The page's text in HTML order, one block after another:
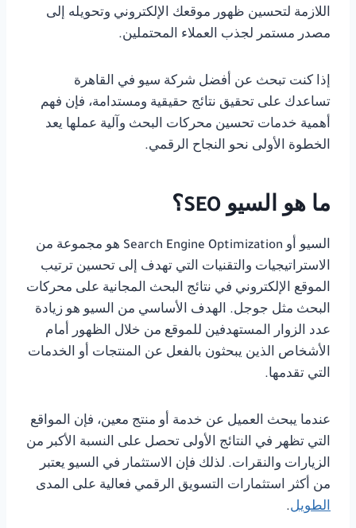
اللازمة لتحسين ظهور موقعك الإلكتروني وتحويله إلى
مصدر مستمر لجذب العملاء المحتملين.
إذا كنت تبحث عن أفضل شركة سيو في القاهرة
تساعدك على تحقيق نتائج حقيقية ومستدامة، فإن فهم
أهمية خدمات تحسين محركات البحث وآلية عملها يعد
الخطوة الأولى نحو النجاح الرقمي.
ما هو السيو SEO؟
السيو أو Search Engine Optimization هو مجموعة من
الاستراتيجيات والتقنيات التي تهدف إلى تحسين ترتيب
الموقع الإلكتروني في نتائج البحث المجانية على محركات
البحث مثل جوجل. الهدف الأساسي من السيو هو زيادة
عدد الزوار المستهدفين للموقع من خلال الظهور أمام
الأشخاص الذين يبحثون بالفعل عن المنتجات أو الخدمات
التي تقدمها.
عندما يبحث العميل عن خدمة أو منتج معين، فإن المواقع
التي تظهر في النتائج الأولى تحصل على النسبة الأكبر من
الزيارات والنقرات. لذلك فإن الاستثمار في السيو يعتبر
من أكثر استثمارات التسويق الرقمي فعالية على المدى
الطويل.